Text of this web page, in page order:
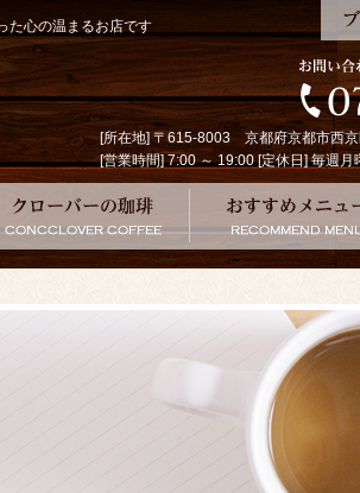
た心の温まるお店です
[所在地] 〒615-8003 京都府京都市西
[営業時間] 7:00 ～ 19:00 [定休日] 毎週
ュー クローバーの珈琲